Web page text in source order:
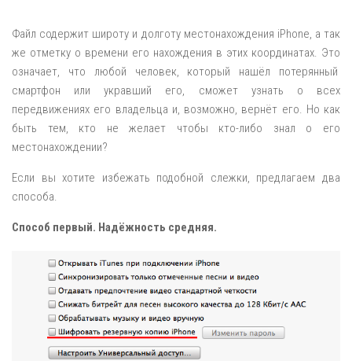
Файл содержит широту и долготу местонахождения iPhone, а так
же отметку о времени его нахождения в этих координатах. Это
означает, что любой человек, который нашёл потерянный
смартфон или укравший его, сможет узнать о всех
передвижениях его владельца и, возможно, вернёт его. Но как
быть тем, кто не желает чтобы кто-либо знал о его
местонахождении?
Если вы хотите избежать подобной слежки, предлагаем два
способа.
Способ первый. Надёжность средняя.